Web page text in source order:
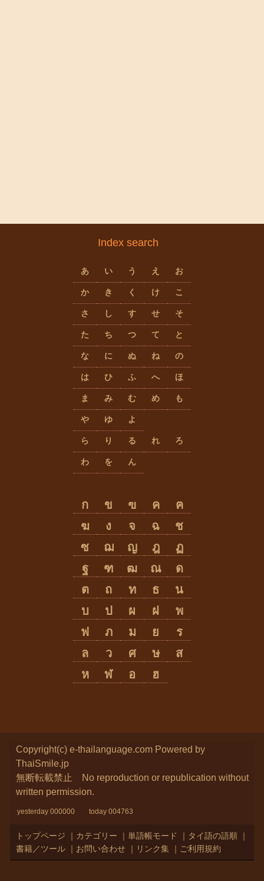
Index search
あ い う え お
か き く け こ
さ し す せ そ
た ち つ て と
な に ぬ ね の
は ひ ふ へ ほ
ま み む め も
や ゆ よ
ら り る れ ろ
わ を ん
ก ข ฃ ค
ฅ
ฆ
ง จ ฉ
ช
ซ
ฌ ญ ฎ
ฏ
ฐ
ฑ ฒ ณ
ด
ต
ถ ท ธ
น
บ
ป ผ ฝ
พ
ฟ
ภ ม ย
ร
ล
ว ศ ษ
ส
ห
ฬ อ ฮ
Copyright(c) e-thailanguage.com Powered by
ThaiSmile.jp
無断転載禁止 No reproduction or republication without
written permission.
yesterday 000000 today 004763
トップページ ｜ カテゴリー ｜ 単語帳モード ｜ タイ語の語順 ｜
書籍／ツール ｜ お問い合わせ ｜ リンク集 ｜ ご利用規約